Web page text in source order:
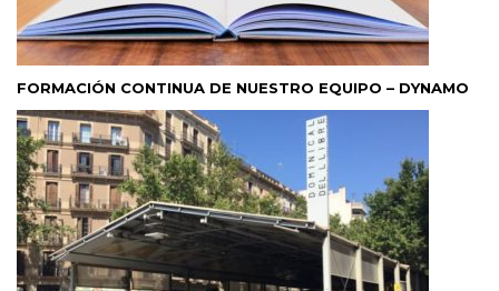
FORMACIÓN CONTINUA DE NUESTRO EQUIPO – DYNAMO